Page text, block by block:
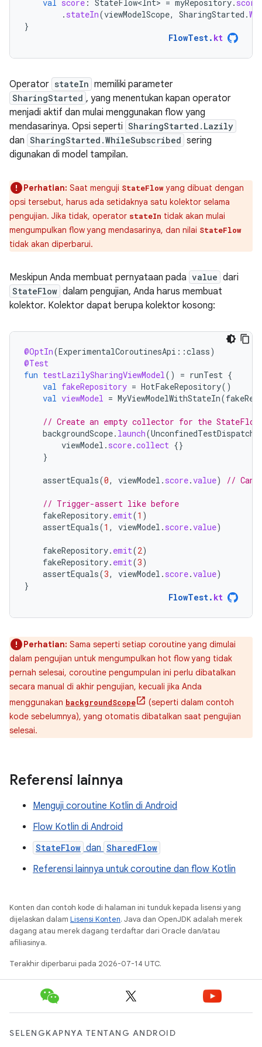
val score : StateFlow<Int> = myRepository.
. stateIn(viewModelScope, SharingStarted .
}
FlowTest. kt
Operator stateIn memiliki parameter
SharingStarted , yang menentukan kapan operator
menjadi aktif dan mulai menggunakan flow yang
mendasarinya. Opsi seperti SharingStarted.Lazily
dan SharingStarted.WhileSubscribed sering
digunakan di model tampilan.
Perhatian: Saat menguji StateFlowyang dibuat dengan
opsi tersebut, harus ada setidaknya satu kolektor selama
pengujian. Jika tidak, operator stateIn tidak akan mulai
mengumpulkan flow yang mendasarinya, dan nilai StateFlow
tidak akan diperbarui.
Meskipun Anda membuat pernyataan pada value dari
StateFlow dalam pengujian, Anda harus membuat
kolektor. Kolektor dapat berupa kolektor kosong:
@OptIn(ExperimentalCoroutinesApi ::class)
@Test
fun testLazilySharingViewModel() = runTest {
val fakeRepository = HotFakeRepository()
val viewModel = MyViewModelWithStateIn(
// Create an empty collector for the StateFlow
backgroundScope. launch(
viewModel . score.collect {}
}
assertEquals(0, viewModel . score.value) // Can
// Trigger-assert like before
fakeRepository. emit(1 )
assertEquals(1 , viewModel . score.value)
fakeRepository. emit(2)
fakeRepository. emit(3)
assertEquals(3, viewModel . score.value)
}
FlowTest. kt
Perhatian: Sama seperti setiap coroutine yang dimulai
dalam pengujian untuk mengumpulkan hot flow yang tidak
pernah selesai, coroutine pengumpulan ini perlu dibatalkan
secara manual di akhir pengujian, kecuali jika Anda
menggunakan backgroundScope
(seperti dalam contoh
kode sebelumnya), yang otomatis dibatalkan saat pengujian
selesai.
Referensi lainnya
Menguji coroutine Kotlin di Android
Flow Kotlin di Android
StateFlow dan SharedFlow
Referensi lainnya untuk coroutine dan flow Kotlin
Konten dan contoh kode di halaman ini tunduk kepada lisensi yang
dijelaskan dalam Lisensi Konten. Java dan OpenJDK adalah merek
dagang atau merek dagang terdaftar dari Oracle dan/atau
afiliasinya.
Terakhir diperbarui pada 2026-07-14 UTC.
SELENGKAPNYA TENTANG ANDROID